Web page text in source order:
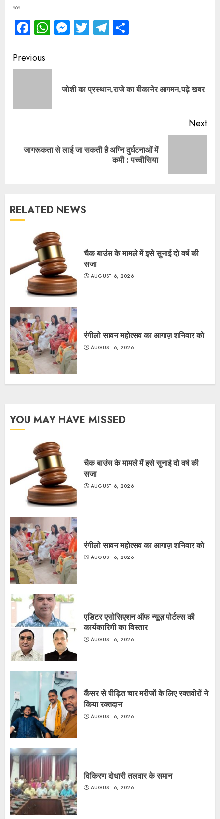
969
Facebook
WhatsApp
Messenger
TwitterTelegram
Continue
Reading
Previous
जोशी का प्रस्थान,राजे का बीकानेर आगमन,पढ़े खबर
Next
Next
जागरूकता से लाई जा सकती है अग्नि दुर्घटनाओं में
कमी : पच्चीसिया
RELATED NEWS
चैक बाउंस के मामले में इसे सुनाई दो वर्ष की
सजा
AUGUST 6, 2026
रंगीलो सावन महोत्सव का आगाज़ शनिवार को
AUGUST 6, 2026
YOU MAY HAVE MISSED
चैक बाउंस के मामले में इसे सुनाई दो वर्ष की
सजा
AUGUST 6, 2026
रंगीलो सावन महोत्सव का आगाज़ शनिवार को
AUGUST 6, 2026
एडिटर एसोसिएशन ऑफ न्यूज़ पोर्टल्स की
कार्यकारिणी का विस्तार
AUGUST 6, 2026
कैंसर से पीड़ित चार मरीजों के लिए रक्तवीरों ने
किया रक्तदान
AUGUST 6, 2026
विकिरण दोधारी तलवार के समान
AUGUST 6, 2026